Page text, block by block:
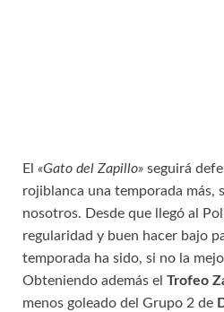
El «Gato del Zapillo» seguirá
rojiblanca una temporada más,
nosotros. Desde que llegó al
regularidad y buen hacer bajo
temporada ha sido, si no la
Obteniendo además el Trofeo
menos goleado del Grupo 2 de